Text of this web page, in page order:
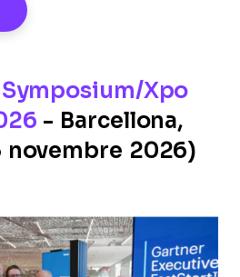
New Window
Xpo
- Barcellona,
novembre 2026)